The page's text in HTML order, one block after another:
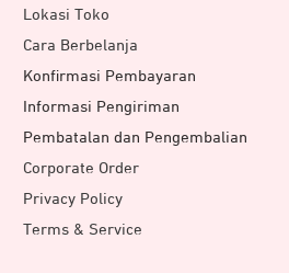
Lokasi Toko
Cara Berbelanja
Konfirmasi Pembayaran
Informasi Pengiriman
Pembatalan dan Pengembalian
Corporate Order
Privacy Policy
Terms & Service